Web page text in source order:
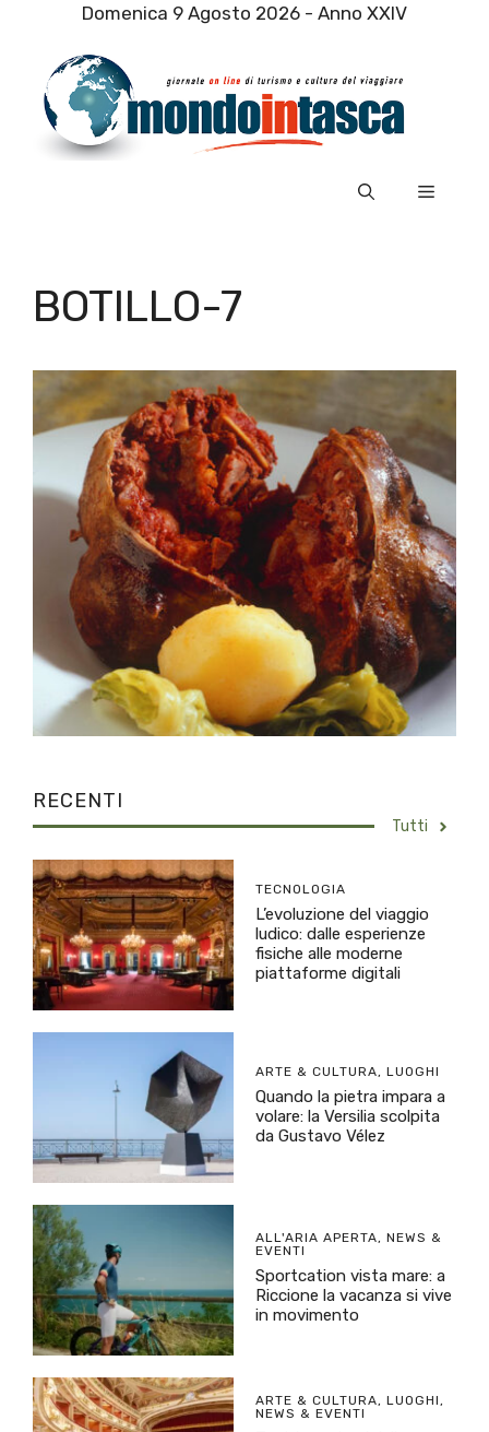
contenuto
Domenica 9 Agosto 2026 - Anno XXIV
Menu
BOTILLO-7
RECENTI
Tutti
TECNOLOGIA
L’evoluzione del viaggio
ludico: dalle esperienze
fisiche alle moderne
piattaforme digitali
ARTE & CULTURA, LUOGHI
Quando la pietra impara a
volare: la Versilia scolpita
da Gustavo Vélez
ALL'ARIA APERTA, NEWS &
EVENTI
Sportcation vista mare: a
Riccione la vacanza si vive
in movimento
ARTE & CULTURA, LUOGHI ,
NEWS & EVENTI